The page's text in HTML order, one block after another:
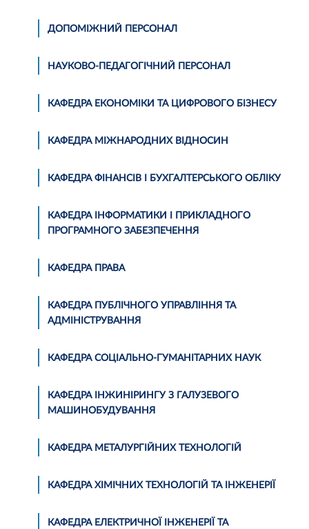
ДОПОМІЖНИЙ ПЕРСОНАЛ
НАУКОВО-ПЕДАГОГІЧНИЙ ПЕРСОНАЛ
КАФЕДРА ЕКОНОМІКИ ТА ЦИФРОВОГО БІЗНЕСУ
КАФЕДРА МІЖНАРОДНИХ ВІДНОСИН
КАФЕДРА ФІНАНСІВ І БУХГАЛТЕРСЬКОГО ОБЛІКУ
КАФЕДРА ІНФОРМАТИКИ І ПРИКЛАДНОГО
ПРОГРАМНОГО ЗАБЕЗПЕЧЕННЯ
КАФЕДРА ПРАВА
КАФЕДРА ПУБЛІЧНОГО УПРАВЛІННЯ ТА
АДМІНІСТРУВАННЯ
КАФЕДРА СОЦІАЛЬНО-ГУМАНІТАРНИХ НАУК
КАФЕДРА ІНЖИНІРИНГУ З ГАЛУЗЕВОГО
МАШИНОБУДУВАННЯ
КАФЕДРА МЕТАЛУРГІЙНИХ ТЕХНОЛОГІЙ
КАФЕДРА ХІМІЧНИХ ТЕХНОЛОГІЙ ТА ІНЖЕНЕРІЇ
КАФЕДРА ЕЛЕКТРИЧНОЇ ІНЖЕНЕРІЇ ТА